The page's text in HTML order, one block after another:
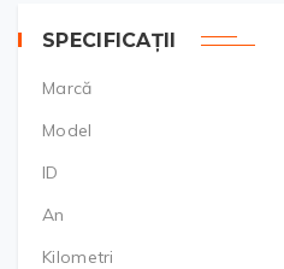
SPECIFICAȚII
Marcă
Model
ID
An
Kilometri